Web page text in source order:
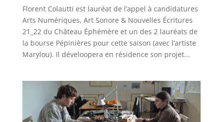
Florent Colautti est lauréat de l’appel à candidatures
Arts Numériques, Art Sonore & Nouvelles Écritures
21_22 du Château Éphémère et un des 2 lauréats de
la bourse Pépinières pour cette saison (avec l’artiste
Marylou). Il déveloopera en résidence son projet...